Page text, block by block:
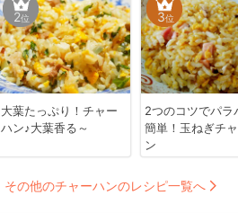
2位
大葉たっぷり！チャー
ハン♪大葉香る～
3位
2つのコツでパラ
簡単！玉ねぎチ
ン
その他のチャーハンのレシピ一覧へ